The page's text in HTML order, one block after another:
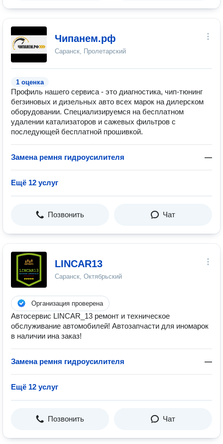
Чипанем.рф
Саранск, Пролетарский
1 оценка
Профиль нашего сервиса - это диагностика, чип-тюнинг
бегзиновых и дизельных авто всех марок на дилерском
оборудовании. Специализируемся на бесплатном
удалении катализаторов и сажевых фильтров с
последующей бесплатной прошивкой.
Замена ремня гидроусилителя —
Ещё 12 услуг
Позвонить Чат
LINCAR13
Саранск, Октябрьский
Организация проверена
Автосервис LINCAR_13 ремонт и техническое
обслуживание автомобилей! Автозапчасти для иномарок
в наличии ина заказ!
Замена ремня гидроусилителя —
Ещё 12 услуг
Позвонить Чат